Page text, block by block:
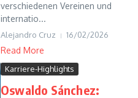
verschiedenen Vereinen und
internatio...
Alejandro Cruz 16/02/2026
Read More
Karriere-Highlights
Oswaldo Sánchez: